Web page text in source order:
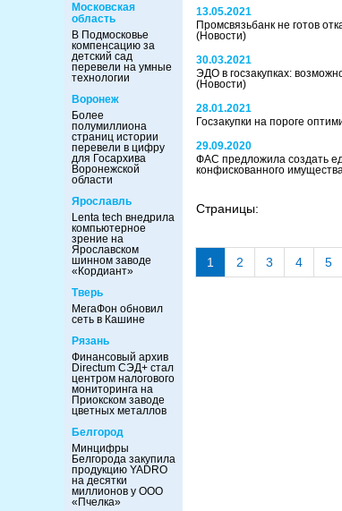
Московская
область
В Подмосковье
компенсацию за
детский сад
перевели на умные
технологии
Воронеж
Более
полумиллиона
страниц истории
перевели в цифру
для Госархива
Воронежской
области
Ярославль
Lenta tech внедрила
компьютерное
зрение на
Ярославском
шинном заводе
«Кордиант»
Тверь
МегаФон обновил
сеть в Кашине
Рязань
Финансовый архив
Directum СЭД+ стал
центром налогового
мониторинга на
Приокском заводе
цветных металлов
Белгород
Минцифры
Белгорода закупила
продукцию YADRO
на десятки
миллионов у ООО
«Пчелка»
13.05.2021
Промсвязьбанк не готов
(Новости)
30.03.2021
ЭДО в госзакупках:
(Новости)
28.01.2021
Госзакупки на пороге
29.09.2020
ФАС предложила создать
конфискованного
Страницы:
1 2 3 4 5